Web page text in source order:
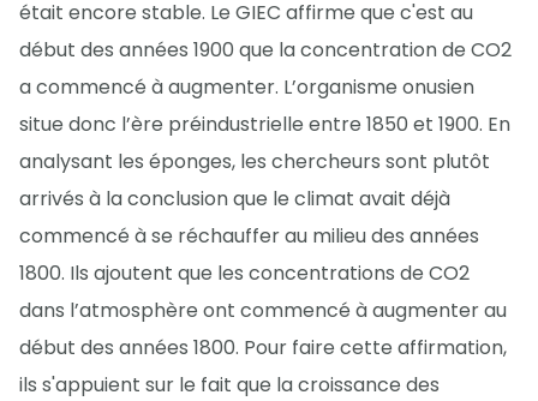
était encore stable. Le GIEC affirme que c'est au
début des années 1900 que la concentration de CO2
a commencé à augmenter. L’organisme onusien
situe donc l’ère préindustrielle entre 1850 et 1900. En
analysant les éponges, les chercheurs sont plutôt
arrivés à la conclusion que le climat avait déjà
commencé à se réchauffer au milieu des années
1800. Ils ajoutent que les concentrations de CO2
dans l’atmosphère ont commencé à augmenter au
début des années 1800. Pour faire cette affirmation,
ils s'appuient sur le fait que la croissance des